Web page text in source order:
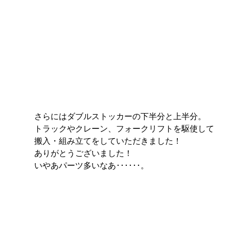
さらにはダブルストッカーの下半分と上半分。
トラックやクレーン、フォークリフトを駆使して
搬入・組み立てをしていただきました！
ありがとうございました！
いやあパーツ多いなあ･･････。